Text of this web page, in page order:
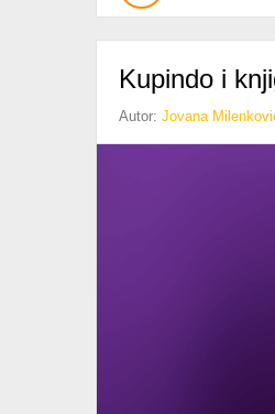
Kupindo i
Autor: Jovana